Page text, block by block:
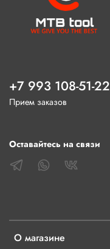
О магазине
+7 993 108-51-22
Прием заказов
Оставайтесь на связи